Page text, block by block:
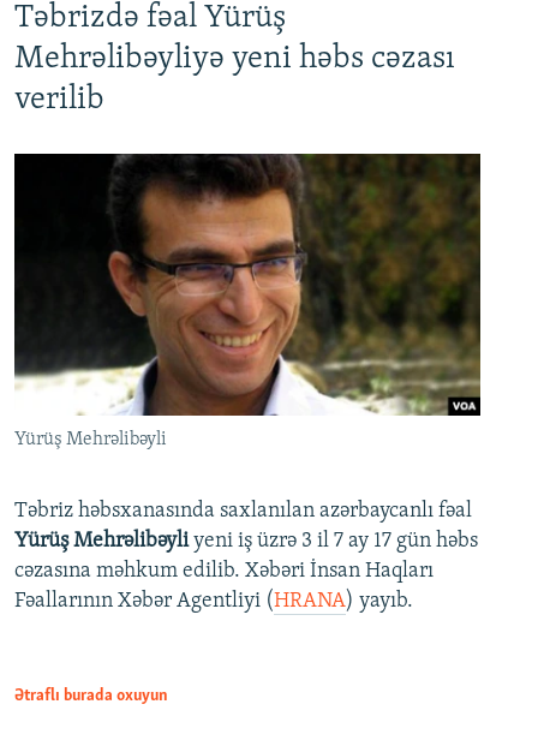
Təbrizdə fəal Yürüş
Mehrəlibəyliyə yeni həbs cəzası
verilib
Yürüş Mehrəlibəyli
Təbriz həbsxanasında saxlanılan azərbaycanlı fəal
Yürüş Mehrəlibəyliyeni iş üzrə 3 il 7 ay 17 gün həbs
cəzasına məhkum edilib. Xəbəri İnsan Haqları
Fəallarının Xəbər Agentliyi (HRANA) yayıb.
Ətraflı burada oxuyun